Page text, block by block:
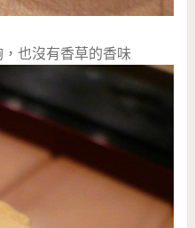
也沒有香草的香味